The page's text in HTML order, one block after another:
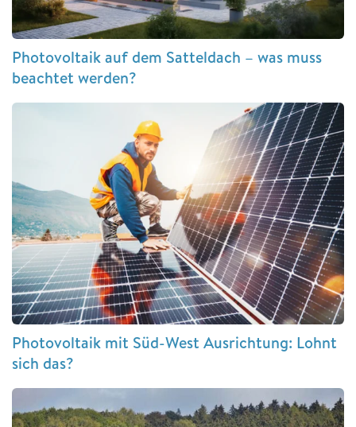
Photovoltaik auf dem Satteldach – was muss
beachtet werden?
Photovoltaik mit Süd-West Ausrichtung: Lohnt
sich das?